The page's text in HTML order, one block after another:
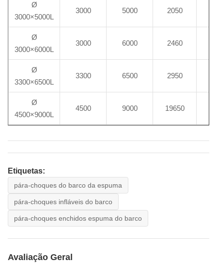
Ø
3000×5000L
3000 5000 2050
Ø
3000×6000L
3000 6000 2460
Ø
3300×6500L
3300 6500 2950
Ø
4500×9000L
4500 9000 19650
Etiquetas:
pára-choques do barco da espuma
pára-choques infláveis do barco
pára-choques enchidos espuma do barco
Avaliação Geral